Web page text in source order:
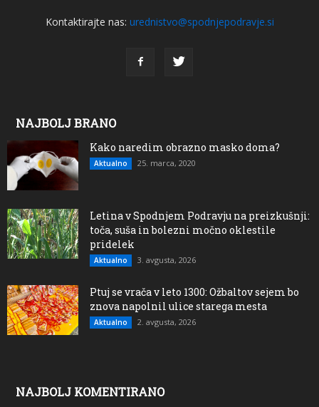
Kontaktirajte nas: urednistvo@spodnjepodravje.si
NAJBOLJ BRANO
Kako naredim obrazno masko doma?
Aktualno 25. marca, 2020
Letina v Spodnjem Podravju na preizkušnji:
toča, suša in bolezni močno oklestile
pridelek
Aktualno 3. avgusta, 2026
Ptuj se vrača v leto 1300: Ožbaltov sejem bo
znova napolnil ulice starega mesta
Aktualno 2. avgusta, 2026
NAJBOLJ KOMENTIRANO